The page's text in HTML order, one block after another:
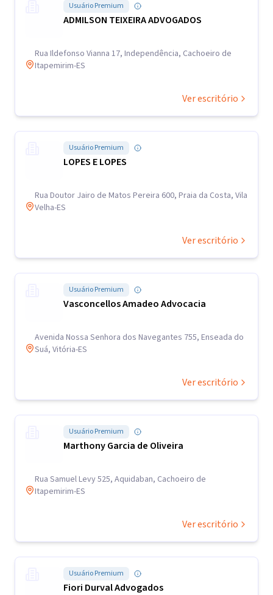
Usuário Premium
ADMILSON TEIXEIRA ADVOGADOS
Rua Ildefonso Vianna 17, Independência, Cachoeiro de
Itapemirim-ES
Ver escritório
Usuário Premium
LOPES E LOPES
Rua Doutor Jairo de Matos Pereira 600, Praia da Costa, Vila
Velha-ES
Ver escritório
Usuário Premium
Vasconcellos Amadeo Advocacia
Avenida Nossa Senhora dos Navegantes 755, Enseada do
Suá, Vitória-ES
Ver escritório
Usuário Premium
Marthony Garcia de Oliveira
Rua Samuel Levy 525, Aquidaban, Cachoeiro de
Itapemirim-ES
Ver escritório
Usuário Premium
Fiori Durval Advogados